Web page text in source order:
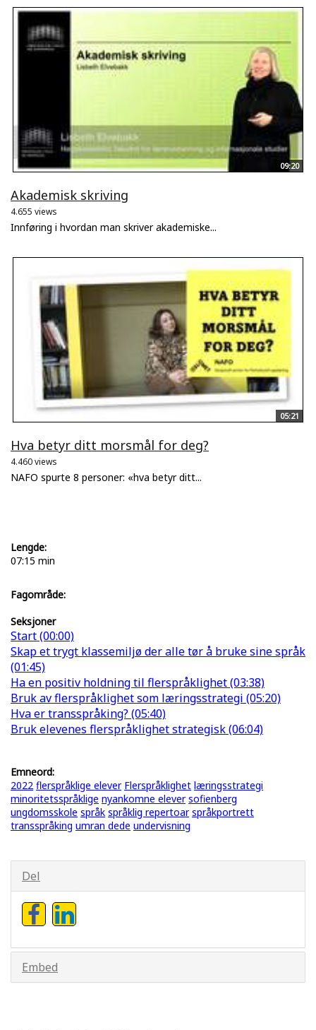
09:20
Akademisk skriving
4.655 views
Innføring i hvordan man skriver akademiske...
05:21
Hva betyr ditt morsmål for deg?
4.460 views
NAFO spurte 8 personer: «hva betyr ditt...
Lengde:
07:15 min
Fagområde:
Seksjoner
Start (00:00)
Skap et trygt klassemiljø der alle tør å bruke sine språk
(01:45)
Ha en positiv holdning til flerspråklighet (03:38)
Bruk av flerspråklighet som læringsstrategi (05:20)
Hva er transspråking? (05:40)
Bruk elevenes flerspråklighet strategisk (06:04)
Emneord:
2022 flerspråklige elever Flerspråklighet læringsstrategi
minoritetsspråklige nyankomne elever sofienberg
ungdomsskole språk språklig repertoar språkportrett
transspråking umran dede undervisning
Del
Embed